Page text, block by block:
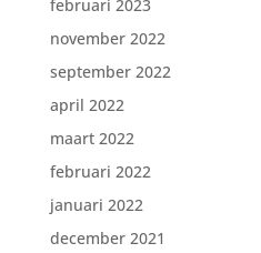
februari 2023
november 2022
september 2022
april 2022
maart 2022
februari 2022
januari 2022
december 2021